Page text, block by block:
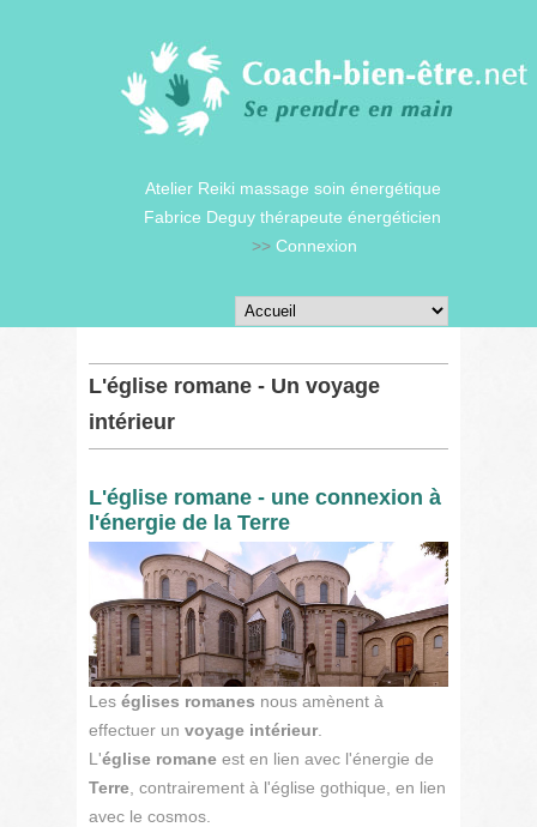
Atelier Reiki massage soin énergétique
Fabrice Deguy thérapeute énergéticien
>> Connexion
L'église romane - Un voyage
intérieur
L'église romane - une connexion à
l'énergie de la Terre
Les églises romanes nous amènent à
effectuer un voyage intérieur.
L'église romane est en lien avec l'énergie de
Terre , contrairement à l'église gothique, en lien
avec le cosmos.